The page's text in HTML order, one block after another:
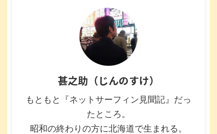
甚之助（じんのすけ）
もともと『ネットサーフィン見聞記』だっ
たところ。
昭和の終わりの方に北海道で生まれる。